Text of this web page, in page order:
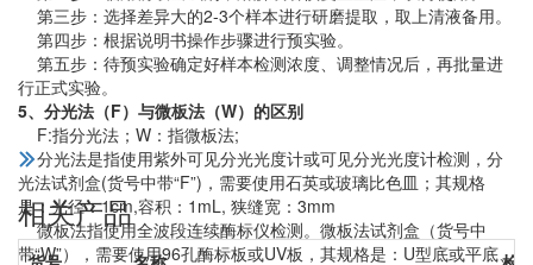
第三步：选择差异大的2-3个样本进行研磨提取，取上清液备用。
第四步：根据说明书操作步骤进行预实验。
第五步：待预实验确定好样本检测浓度、调整情况后，再批量进
行正式实验。
5、分光法（F）与微板法（W）的区别
F:指分光法；W：指微板法;
分光法是指使用紫外可见分光光度计或可见分光光度计检测，分
光法试剂盒(货号中带“F”)，需要使用石英或玻璃比色皿；其规格
是：光径：1cm,容积：1mL, 狭缝宽：3mm
微板法指使用全波段连续酶标仪检测。微板法试剂盒（货号中
带“W”），需要使用96孔酶标板或UV板，其规格是：U型底或平底、
相关产品